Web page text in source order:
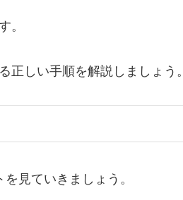
。
正しい手順を解説しましょう。
見ていきましょう。